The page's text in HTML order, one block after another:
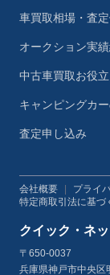
車買取相場・査
オークション実
中古車買取お役
キャンピングカ
査定申し込み
会社概要 プライ
特定商取引法に基づ
クイック・ネ
〒650-0037
兵庫県神戸市中央区